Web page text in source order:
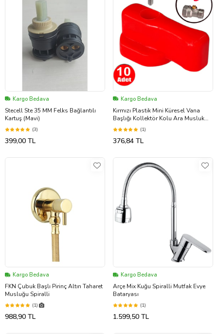
Kargo Bedava
Stecell Ste 35 MM Felks Bağlantılı
Kartuş (Mavi)
(3)
399,00 TL
Kargo Bedava
Kırmızı Plastik Mini Küresel Vana
Başlığı Kollektör Kolu Ara Musluk
Kelebek Başı -10 Adet
(1)
376,84 TL
Kargo Bedava
FKN Çubuk Başlı Pirinç Altın Taharet
Musluğu Spiralli
(1)
988,90 TL
Kargo Bedava
Arçe Mix Kuğu Spiralli Mutfak Evye
Bataryası
(1)
1.599,50 TL